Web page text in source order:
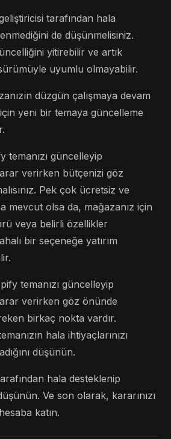
tarafından hala
de düşünmelisiniz.
yitirebilir ve artık
uyumlu olmayabilir.
düzgün çalışmaya devam
yeni bir temaya güncelleme
temanızı güncelleyip
verirken bütçenizi göz
Pek çok ücretsiz ve
mevcut olsa da, mağazanız için
veya belirli özellikler
bir seçeneğe yatırım
temanızı güncelleyip
verirken göz önünde
birkaç nokta vardır.
hala ihtiyaçlarınızı
düşünün.
hala desteklenip
Ve son olarak, kararınızı
katın.